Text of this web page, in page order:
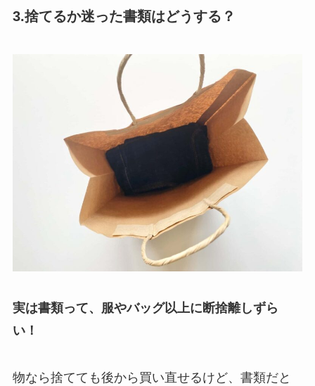
3.捨てるか迷った書類はどうする？
実は書類って、服やバッグ以上に断捨離しずら
い！
物なら捨てても後から買い直せるけど、書類だと